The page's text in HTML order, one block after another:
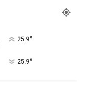
25.9°
25.9°